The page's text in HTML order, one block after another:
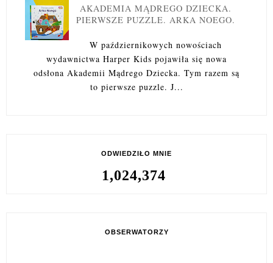
AKADEMIA MĄDREGO DZIECKA.
PIERWSZE PUZZLE. ARKA NOEGO.
W październikowych nowościach
wydawnictwa Harper Kids pojawiła się nowa
odsłona Akademii Mądrego Dziecka. Tym razem są
to pierwsze puzzle. J...
ODWIEDZIŁO MNIE
1,024,374
OBSERWATORZY